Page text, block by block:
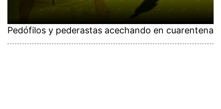
Pedófilos y pederastas acechando en cuarentena